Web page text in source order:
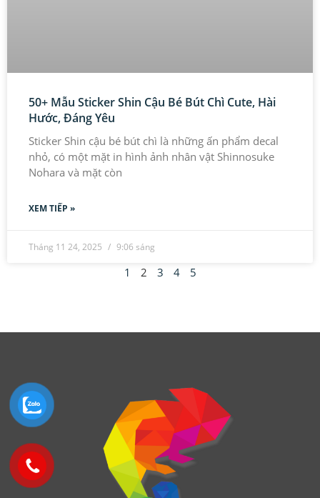
50+ Mẫu Sticker Shin Cậu Bé Bút Chì Cute, Hài
Hước, Đáng Yêu
Sticker Shin cậu bé bút chì là những ấn phẩm decal
nhỏ, có một mặt in hình ảnh nhân vật Shinnosuke
Nohara và mặt còn
XEM TIẾP »
Tháng 11 24, 2025 9:06 sáng
1 2 3 4 5